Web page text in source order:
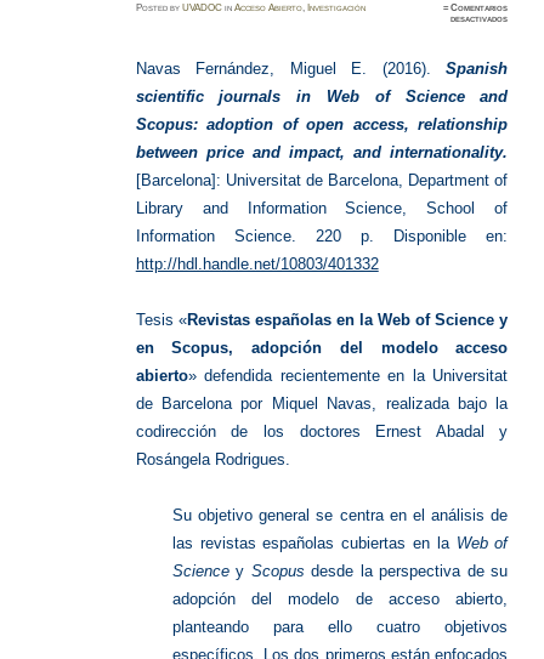
PostedbyUVADOC inAcceso Abierto, Investigación ≈Comentarios
desactivadosen
y
Navas Fernández, Miguel E. (2016).Spanish
scientific journals in Web of Science and
Scopus: adoption of open access, relationship
between price and impact, and internationality.
[Barcelona]: Universitat de Barcelona, Department of
Library and Information Science, School of
Information Science. 220 p. Disponible en:
http://hdl.handle.net/10803/401332
Tesis «Revistas españolas en la Web of Science y
en Scopus, adopción del modelo acceso
abierto» defendida recientemente en la Universitat
de Barcelona por Miquel Navas, realizada bajo la
codirección de los doctores Ernest Abadal y
Rosángela Rodrigues.
Su objetivo general se centra en el análisis de
las revistas españolas cubiertas en la Web of
Sciencey Scopusdesde la perspectiva de su
adopción del modelo de acceso abierto,
planteando para ello cuatro objetivos
específicos. Los dos primeros están enfocados